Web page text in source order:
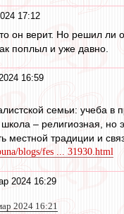
17:12
он верит. Но решил ли
поплыл и уже давно.
16:59
семьи: учеба в
– религиозная, но
местной традиции и
blogs/fes ... 31930.html
2024 16:29
2024 16:21